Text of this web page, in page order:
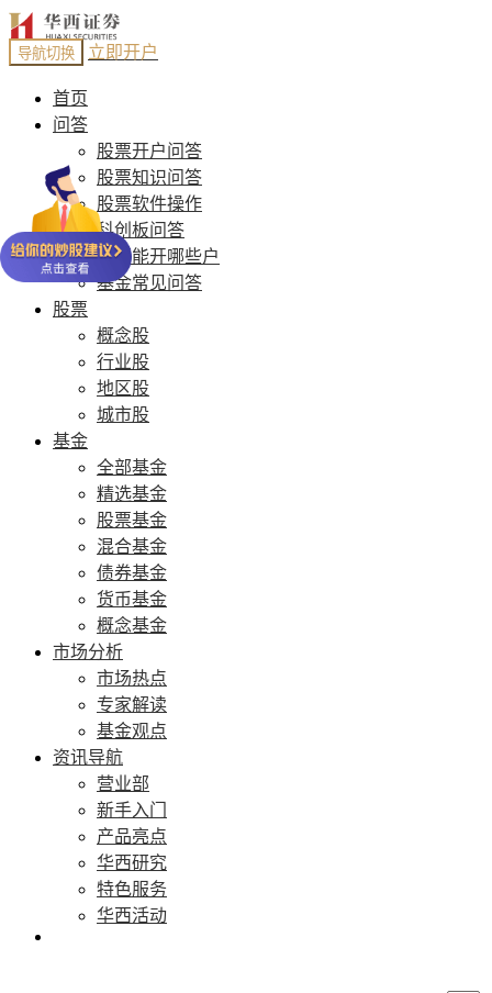
导航切换 立即开户
首页
问答
股票开户问答
股票知识问答
股票软件操作
科创板问答
股票能开哪些户
基金常见问答
股票
概念股
行业股
地区股
城市股
基金
全部基金
精选基金
股票基金
混合基金
债券基金
货币基金
概念基金
市场分析
市场热点
专家解读
基金观点
资讯导航
营业部
新手入门
产品亮点
华西研究
特色服务
华西活动